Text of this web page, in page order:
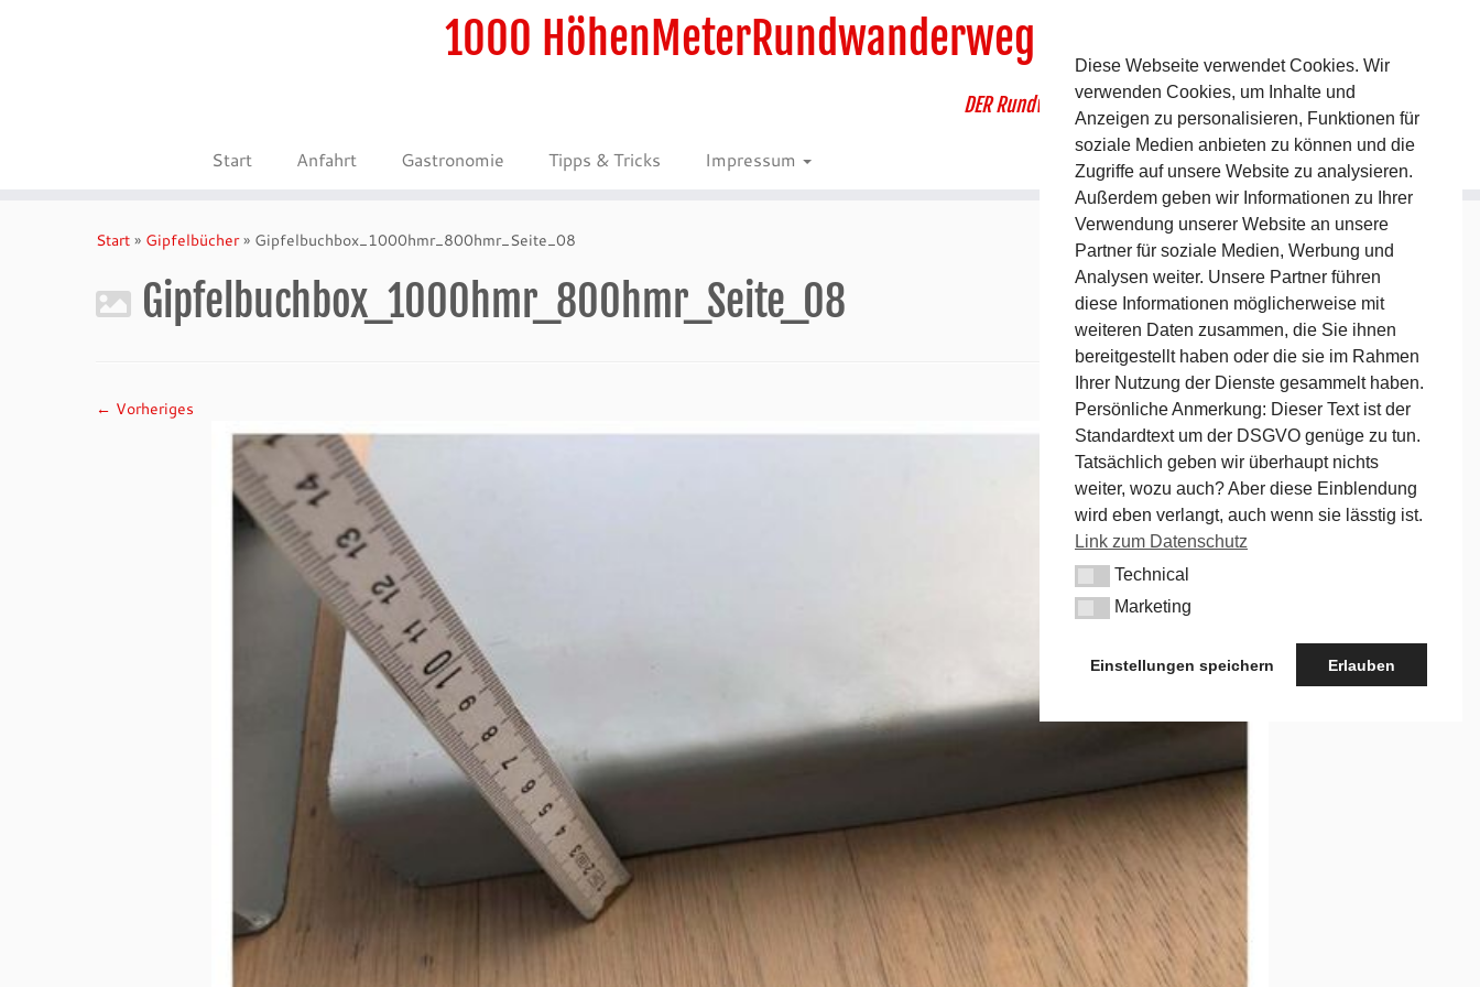
1000 HöhenMeterRundwanderweg
DER Rundwanderweg um Pommelsbrunn
Start Anfahrt Gastronomie Tipps & Tricks Impressum
Start » Gipfelbücher » Gipfelbuchbox_1000hmr_800hmr_Seite_08
Gipfelbuchbox_1000hmr_800hmr_Seite_08
← Vorheriges Nächstes →
Diese Webseite verwendet Cookies. Wir
verwenden Cookies, um Inhalte und
Anzeigen zu personalisieren, Funktionen für
soziale Medien anbieten zu können und die
Zugriffe auf unsere Website zu analysieren.
Außerdem geben wir Informationen zu Ihrer
Verwendung unserer Website an unsere
Partner für soziale Medien, Werbung und
Analysen weiter. Unsere Partner führen
diese Informationen möglicherweise mit
weiteren Daten zusammen, die Sie ihnen
bereitgestellt haben oder die sie im Rahmen
Ihrer Nutzung der Dienste gesammelt haben.
Persönliche Anmerkung: Dieser Text ist der
Standardtext um der DSGVO genüge zu tun.
Tatsächlich geben wir überhaupt nichts
weiter, wozu auch? Aber diese Einblendung
wird eben verlangt, auch wenn sie lässtig ist.
Link zum Datenschutz
TechnicalTechnical
MarketingMarketing
Einstellungen speichern Erlauben